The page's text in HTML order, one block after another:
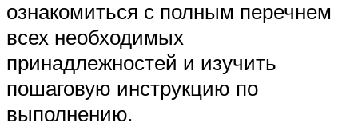
ознакомиться с полным перечнем
всех необходимых
принадлежностей и изучить
пошаговую инструкцию по
выполнению.